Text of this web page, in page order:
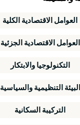
العوامل الاقتصادية الكلية
العوامل الاقتصادية الجزئية
التكنولوجيا والابتكار
البيئة التنظيمية والسياسية
التركيبة السكانية